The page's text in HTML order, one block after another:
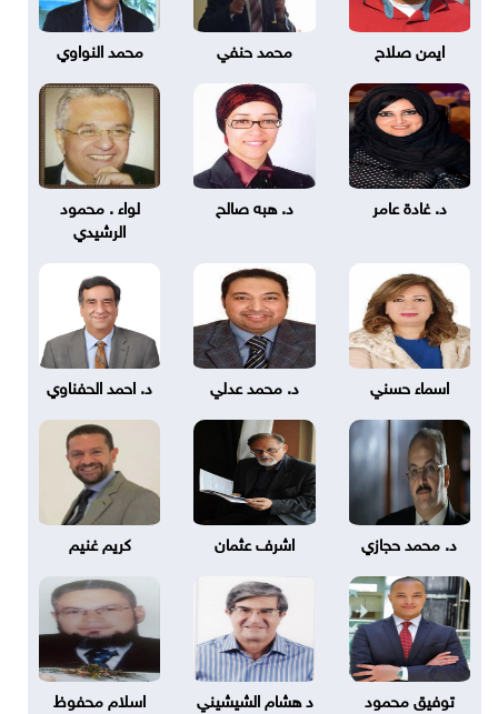
ايمن صلاح محمد حنفي محمد النواوي
د. غادة عامر د. هبه صالح
لواء . محمود
الرشيدي
اسماء حسني د. محمد عدلي د. احمد الحفناوي
د. محمد حجازي اشرف عثمان كريم غنيم
توفيق محمود د هشام الشيشيني اسلام محفوظ